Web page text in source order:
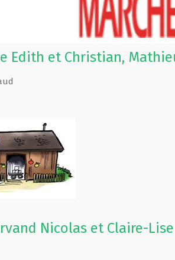
Edith et Christian,
Nicolas et Claire-Lise